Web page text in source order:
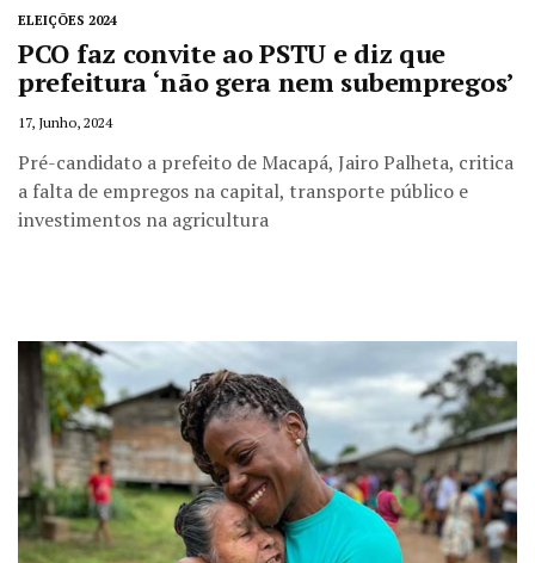
ELEIÇÕES 2024
PCO faz convite ao PSTU e diz que
prefeitura ‘não gera nem subempregos’
17, Junho, 2024
Pré-candidato a prefeito de Macapá, Jairo Palheta, critica
a falta de empregos na capital, transporte público e
investimentos na agricultura